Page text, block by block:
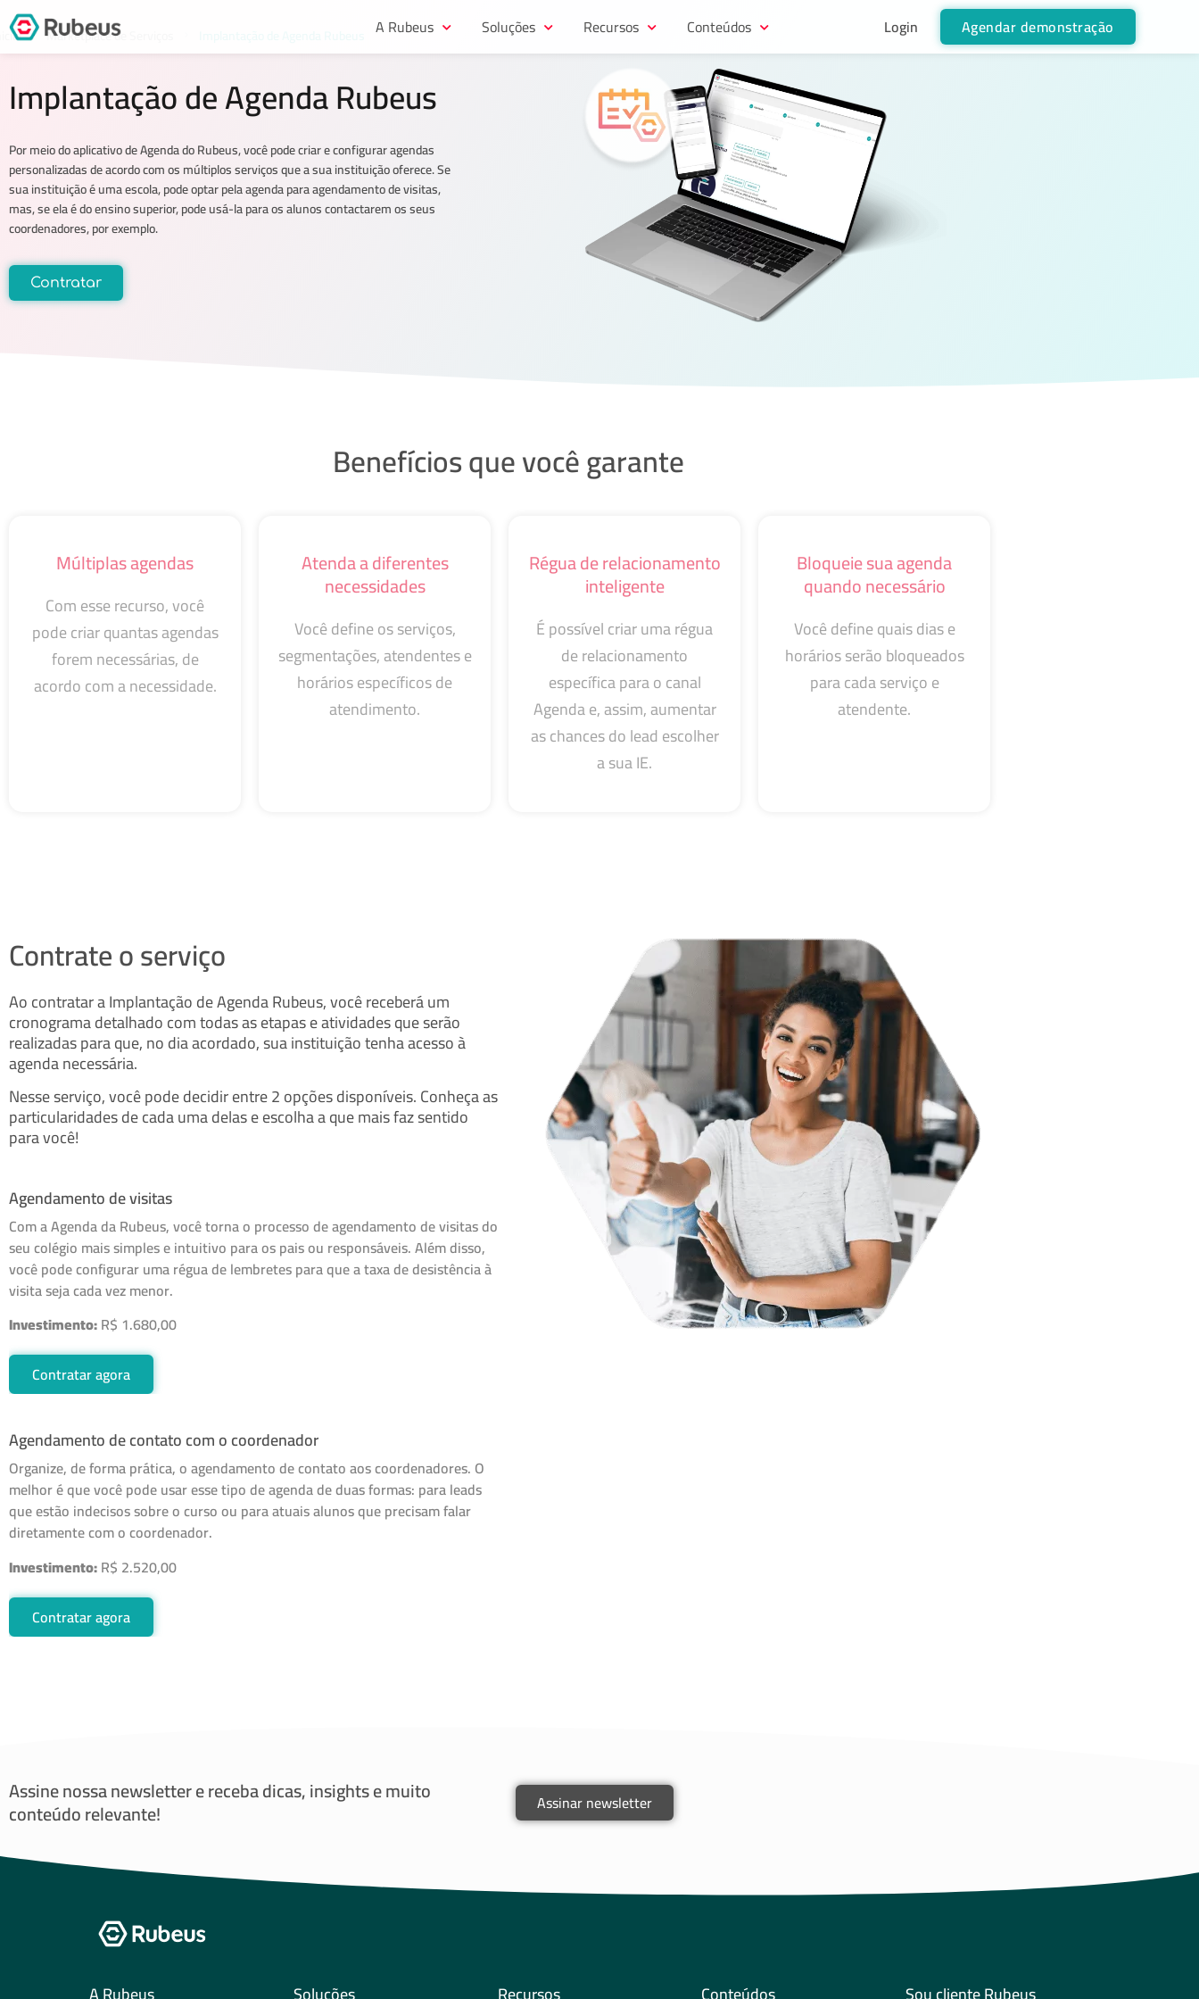
A Rubeus Soluções Recursos Conteúdos Agendar demonstração
Login
Marketplace de Serviços
Implantação de Agenda Rubeus
Por meio do aplicativo de Agenda do Rubeus, você pode criar e configurar agendas
personalizadas de acordo com os múltiplos serviços que a sua instituição oferece. Se
sua instituição é uma escola, pode optar pela agenda para agendamento de visitas,
mas, se ela é do ensino superior, pode usá-la para os alunos contactarem os seus
coordenadores, por exemplo.
Contratar
Benefícios que você garante
Múltiplas agendas
Com esse recurso, você
pode criar quantas agendas
forem necessárias, de
acordo com a necessidade.
Atenda a diferentes
necessidades
Você define os serviços,
segmentações, atendentes e
horários específicos de
atendimento.
Régua de relacionamento
inteligente
É possível criar uma régua
de relacionamento
específica para o canal
Agenda e, assim, aumentar
as chances do lead escolher
a sua IE.
Bloqueie sua agenda
quando necessário
Você define quais dias e
horários serão bloqueados
para cada serviço e
atendente.
Contrate o serviço
Ao contratar a Implantação de Agenda Rubeus, você receberá um
cronograma detalhado com todas as etapas e atividades que serão
realizadas para que, no dia acordado, sua instituição tenha acesso à
agenda necessária.
Nesse serviço, você pode decidir entre 2 opções disponíveis. Conheça as
particularidades de cada uma delas e escolha a que mais faz sentido
para você!
Agendamento de visitas
Com a Agenda da Rubeus, você torna o processo de agendamento de visitas do
seu colégio mais simples e intuitivo para os pais ou responsáveis. Além disso,
você pode configurar uma régua de lembretes para que a taxa de desistência à
visita seja cada vez menor.
Investimento:R$ 1.680,00
Contratar agora
Agendamento de contato com o coordenador
Organize, de forma prática, o agendamento de contato aos coordenadores. O
melhor é que você pode usar esse tipo de agenda de duas formas: para leads
que estão indecisos sobre o curso ou para atuais alunos que precisam falar
diretamente com o coordenador.
Investimento:R$ 2.520,00
Contratar agora
Assine nossa newsletter e receba dicas, insights e muito
conteúdo relevante! Assinar newsletter